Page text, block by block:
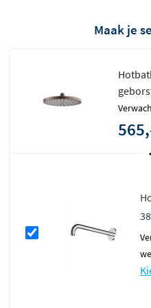
Deze hoofddouche is
straal zonder verspilling. Het
zorgt voor een aangename
Flexibele
De hoofddouche is geschikt
en heeft
Maak je
Verwachte levertijd: 1 - 2